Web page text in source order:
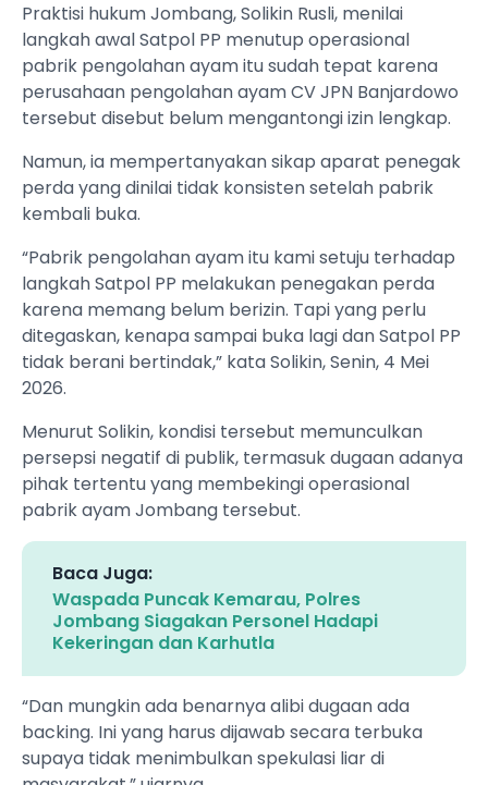
Praktisi hukum Jombang, Solikin Rusli, menilai
langkah awal Satpol PP menutup operasional
pabrik pengolahan ayam itu sudah tepat karena
perusahaan pengolahan ayam CV JPN Banjardowo
tersebut disebut belum mengantongi izin lengkap.
Namun, ia mempertanyakan sikap aparat penegak
perda yang dinilai tidak konsisten setelah pabrik
kembali buka.
“Pabrik pengolahan ayam itu kami setuju terhadap
langkah Satpol PP melakukan penegakan perda
karena memang belum berizin. Tapi yang perlu
ditegaskan, kenapa sampai buka lagi dan Satpol PP
tidak berani bertindak,” kata Solikin, Senin, 4 Mei
2026.
Menurut Solikin, kondisi tersebut memunculkan
persepsi negatif di publik, termasuk dugaan adanya
pihak tertentu yang membekingi operasional
pabrik ayam Jombang tersebut.
Baca Juga:
Waspada Puncak Kemarau, Polres
Jombang Siagakan Personel Hadapi
Kekeringan dan Karhutla
“Dan mungkin ada benarnya alibi dugaan ada
backing. Ini yang harus dijawab secara terbuka
supaya tidak menimbulkan spekulasi liar di